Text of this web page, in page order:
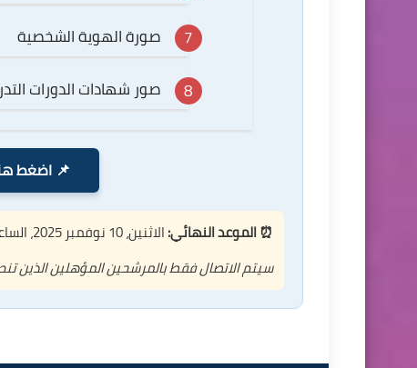
صورة الهوية الشخصية
صور شهادات الدورات
📌 اضغط
⏰ الموعد النهائي:الاثنين، 10 نوفمبر 2025، الساعة
سيتم الاتصال فقط بالمرشحين المؤهلين الذين